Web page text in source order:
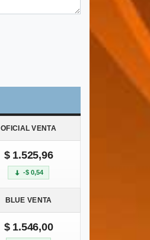
OFICIAL VENTA
$ 1.525,96
-$ 0,54
BLUE VENTA
$ 1.546,00